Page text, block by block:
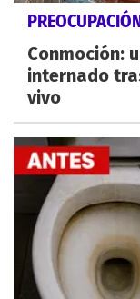
Conmoción:
internado
vivo